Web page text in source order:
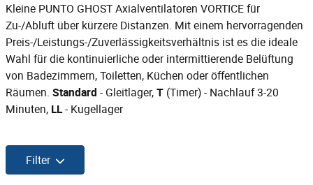
Kleine PUNTO GHOST Axialventilatoren VORTICE für
Zu-/Abluft über kürzere Distanzen. Mit einem hervorragenden
Preis-/Leistungs-/Zuverlässigkeitsverhältnis ist es die ideale
Wahl für die kontinuierliche oder intermittierende Belüftung
von Badezimmern, Toiletten, Küchen oder öffentlichen
Räumen. Standard - Gleitlager,T (Timer) - Nachlauf 3-20
Minuten, LL- Kugellager
Filter